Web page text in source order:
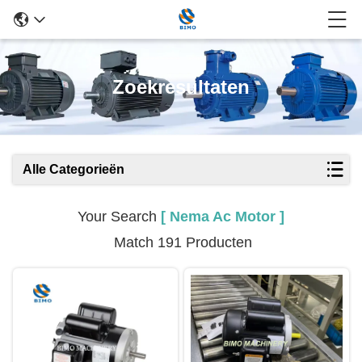
Zoekresultaten
Alle Categorieën
Your Search [ Nema Ac Motor ]
Match 191 Producten